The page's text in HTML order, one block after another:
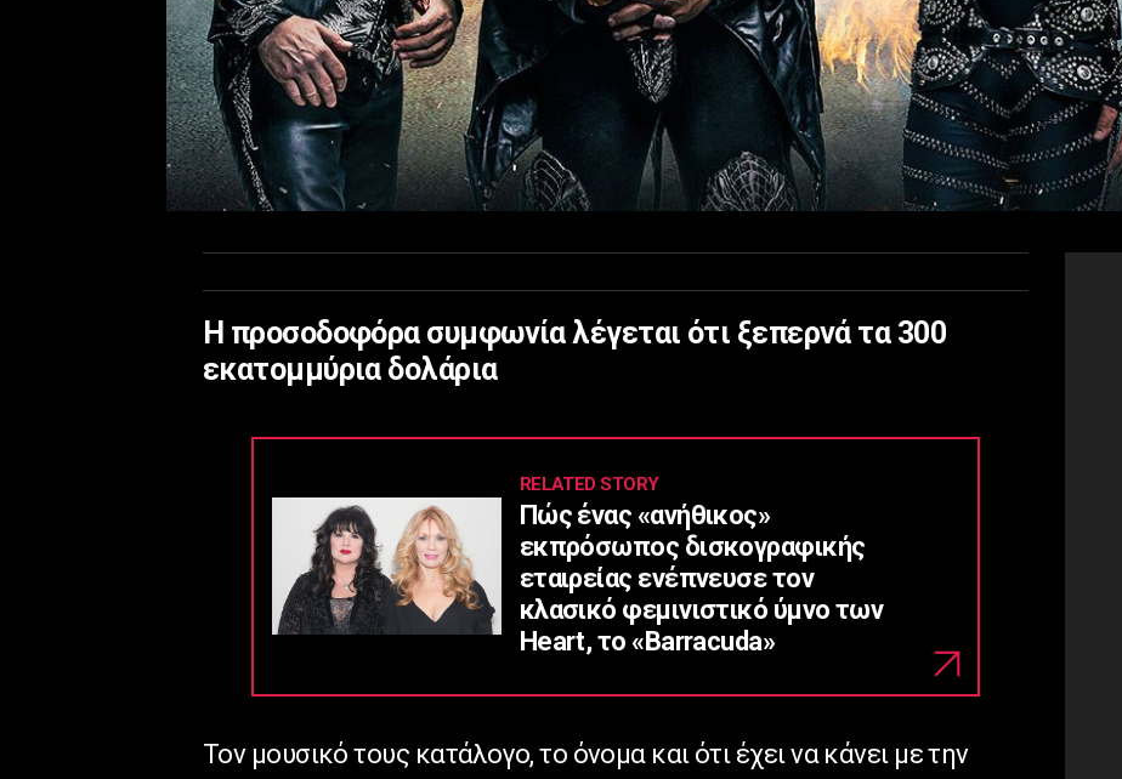
Η προσοδοφόρα συμφωνία λέγεται ότι ξεπερνά τα 300
εκατομμύρια δολάρια
RELATED STORY
Πώς ένας «ανήθικος»
εκπρόσωπος δισκογραφικής
εταιρείας ενέπνευσε τον
κλασικό φεμινιστικό ύμνο των
Heart, το «Barracuda»
Τον μουσικό τους κατάλογο, το όνομα και ότι έχει να κάνει με την